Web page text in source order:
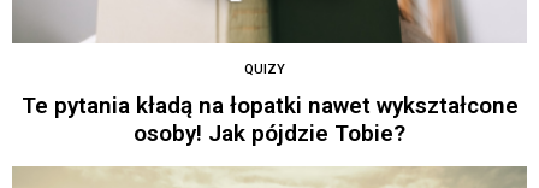
QUIZY
Te pytania kładą na łopatki nawet wykształcone
osoby! Jak pójdzie Tobie?